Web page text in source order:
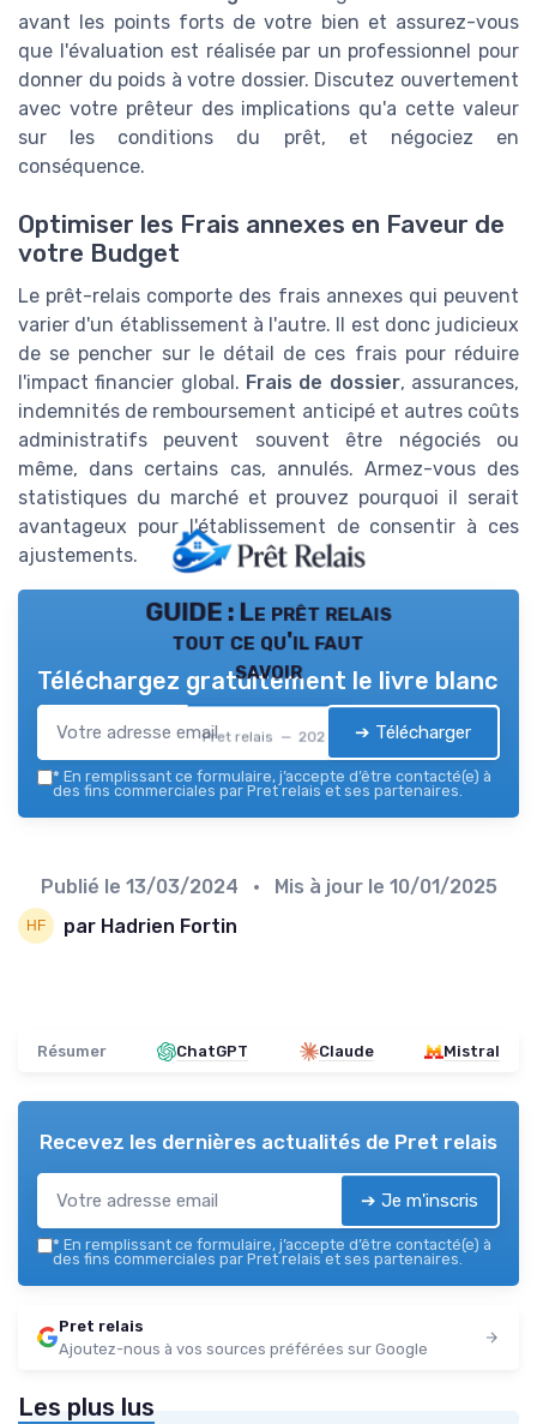
avant les points forts de votre bien et assurez-vous
que l'évaluation est réalisée par un professionnel pour
donner du poids à votre dossier. Discutez ouvertement
avec votre prêteur des implications qu'a cette valeur
sur les conditions du prêt, et négociez en
conséquence.
Optimiser les Frais annexes en Faveur de
votre Budget
Le prêt-relais comporte des frais annexes qui peuvent
varier d'un établissement à l'autre. Il est donc judicieux
de se pencher sur le détail de ces frais pour réduire
l'impact financier global. Frais de dossier, assurances,
indemnités de remboursement anticipé et autres coûts
administratifs peuvent souvent être négociés ou
même, dans certains cas, annulés. Armez-vous des
statistiques du marché et prouvez pourquoi il serait
avantageux pour l'établissement de consentir à ces
ajustements.
GUIDE : Le prêt relais
tout ce qu'il faut
savoir
Pret relais — 2026
Téléchargez gratuitement le livre blanc
➔ Télécharger
* En remplissant ce formulaire, j’accepte d’être contacté(e) à
des fins commerciales par Pret relais et ses partenaires.
Publié le 13/03/2024 • Mis à jour le 10/01/2025
par Hadrien Fortin
Résumer ChatGPT Claude Mistral
Recevez les dernières actualités de Pret relais
➔ Je m'inscris
* En remplissant ce formulaire, j’accepte d’être contacté(e) à
des fins commerciales par Pret relais et ses partenaires.
Pret relais
Ajoutez-nous à vos sources préférées sur Google
Les plus lus